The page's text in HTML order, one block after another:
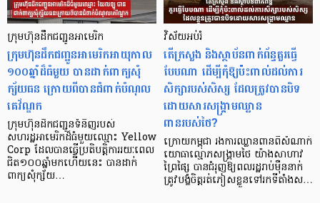
ក្រុមហ៊ុនដឹកជញ្ជូនអាមេរិក
ក្រុមហ៊ុនដឹកជញ្ជូនអាមេរិកអាយុកាល
១០០ឆ្នាំដ៏ធំមួយ បានដាក់ពាក្យសុំ
ក្ស័យធន ក្រោយពីបានជំពាក់បំណុល
គេវ័ណ្ឌក
ក្រុមហ៊ុនដឹកជញ្ជូនទំនិញរបស់
សហរដ្ឋអាមេរិកដ៏ធំមួយឈ្មោះ Yellow
Corp ដែលបានធ្វើប្រតិបត្តិការរយៈពេល
ជិត១០០ឆ្នាំមកហើយនេះ បានដាក់
ពាក្យសុំក្ស័យ…
វិស័យអប់រំ
តើក្រសួង និងស្ថាប័នពាក់ព័ន្ធគួរធ្វើ
បែបណា ដើម្បីកុំឱ្យប៉ះពាល់ដល់ការ
សិក្សារបស់សិស្ស ដែលត្រូវបានបិទ
ដោយសារសង្គ្រាមឈ្លាន
ពានរបស់ថៃ?
ក្រោយកម្ពុជា រងការឈ្លានពានពីសំណាក់
យោធាល្មោភសង្រ្គាមថៃ យ៉ាងសាហាវ
ព្រៃផ្សៃ បានជំរុញឱ្យពលរដ្ឋរាប់ម៉ឺននាក់
ត្រូវបង្ខំចិត្តរត់ភៀសខ្លួនទៅរកទីតាំងស…